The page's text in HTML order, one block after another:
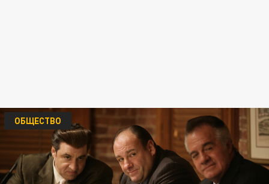
ОБЩЕСТВО